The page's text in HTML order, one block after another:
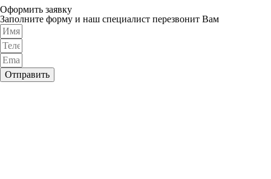
Оформить заявку
Заполните форму и наш специалист перезвонит Вам
Отправить